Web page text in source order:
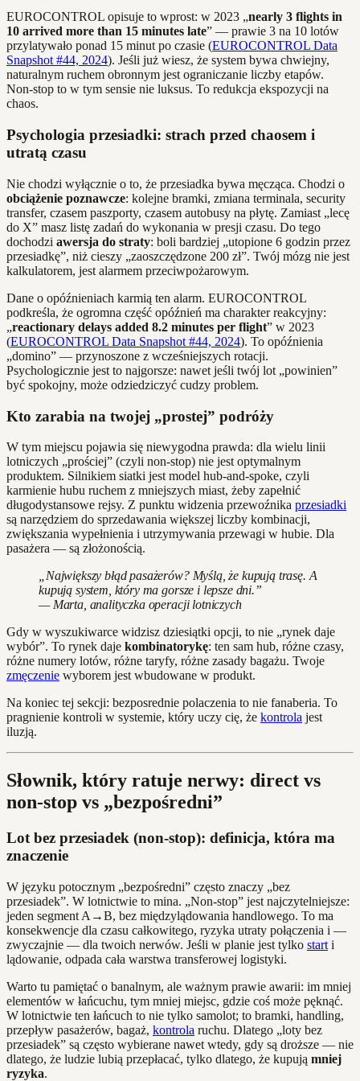
EUROCONTROL opisuje to wprost: w 2023 „nearly 3 flights in
10 arrived more than 15 minutes late” — prawie 3 na 10 lotów
przylatywało ponad 15 minut po czasie (EUROCONTROL Data
Snapshot #44, 2024). Jeśli już wiesz, że system bywa chwiejny,
naturalnym ruchem obronnym jest ograniczanie liczby etapów.
Non‑stop to w tym sensie nie luksus. To redukcja ekspozycji na
chaos.
Psychologia przesiadki: strach przed chaosem i
utratą czasu
Nie chodzi wyłącznie o to, że przesiadka bywa męcząca. Chodzi o
obciążenie poznawcze: kolejne bramki, zmiana terminala, security
transfer, czasem paszporty, czasem autobusy na płytę. Zamiast „lecę
do X” masz listę zadań do wykonania w presji czasu. Do tego
dochodzi awersja do straty: boli bardziej „utopione 6 godzin przez
przesiadkę”, niż cieszy „zaoszczędzone 200 zł”. Twój mózg nie jest
kalkulatorem, jest alarmem przeciwpożarowym.
Dane o opóźnieniach karmią ten alarm. EUROCONTROL
podkreśla, że ogromna część opóźnień ma charakter reakcyjny:
„reactionary delays added 8.2 minutes per flight” w 2023
(EUROCONTROL Data Snapshot #44, 2024). To opóźnienia
„domino” — przynoszone z wcześniejszych rotacji.
Psychologicznie jest to najgorsze: nawet jeśli twój lot „powinien”
być spokojny, może odziedziczyć cudzy problem.
Kto zarabia na twojej „prostej” podróży
W tym miejscu pojawia się niewygodna prawda: dla wielu linii
lotniczych „prościej” (czyli non‑stop) nie jest optymalnym
produktem. Silnikiem siatki jest model hub‑and‑spoke, czyli
karmienie hubu ruchem z mniejszych miast, żeby zapełnić
długodystansowe rejsy. Z punktu widzenia przewoźnika przesiadki
są narzędziem do sprzedawania większej liczby kombinacji,
zwiększania wypełnienia i utrzymywania przewagi w hubie. Dla
pasażera — są złożonością.
„Największy błąd pasażerów? Myślą, że kupują trasę. A
kupują system, który ma gorsze i lepsze dni.”
— Marta, analityczka operacji lotniczych
Gdy w wyszukiwarce widzisz dziesiątki opcji, to nie „rynek daje
wybór”. To rynek daje kombinatorykę: ten sam hub, różne czasy,
różne numery lotów, różne taryfy, różne zasady bagażu. Twoje
zmęczenie wyborem jest wbudowane w produkt.
Na koniec tej sekcji: bezposrednie polaczenia to nie fanaberia. To
pragnienie kontroli w systemie, który uczy cię, że kontrola jest
iluzją.
Słownik, który ratuje nerwy: direct vs
non-stop vs „bezpośredni”
Lot bez przesiadek (non-stop): definicja, która ma
znaczenie
W języku potocznym „bezpośredni” często znaczy „bez
przesiadek”. W lotnictwie to mina. „Non‑stop” jest najczytelniejsze:
jeden segment A→B, bez międzylądowania handlowego. To ma
konsekwencje dla czasu całkowitego, ryzyka utraty połączenia i —
zwyczajnie — dla twoich nerwów. Jeśli w planie jest tylko start i
lądowanie, odpada cała warstwa transferowej logistyki.
Warto tu pamiętać o banalnym, ale ważnym prawie awarii: im mniej
elementów w łańcuchu, tym mniej miejsc, gdzie coś może pęknąć.
W lotnictwie ten łańcuch to nie tylko samolot; to bramki, handling,
przepływ pasażerów, bagaż, kontrola ruchu. Dlatego „loty bez
przesiadek” są często wybierane nawet wtedy, gdy są droższe — nie
dlatego, że ludzie lubią przepłacać, tylko dlatego, że kupują mniej
ryzyka.